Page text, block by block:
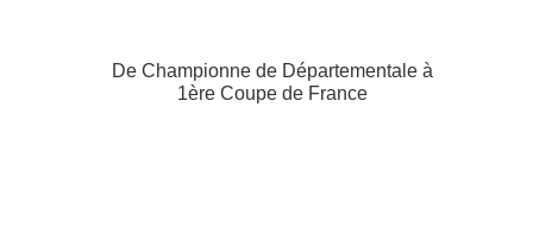
De Championne de Départementale à
1ère Coupe de France